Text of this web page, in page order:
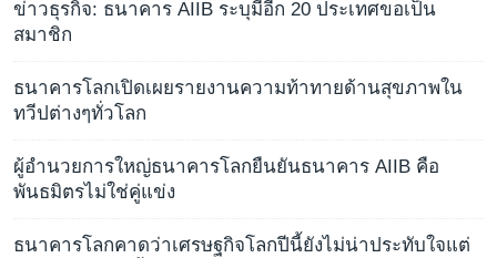
ข่าวธุรกิจ: ธนาคาร AIIB ระบุมีอีก 20 ประเทศขอเป็น
สมาชิก
ธนาคารโลกเปิดเผยรายงานความท้าทายด้านสุขภาพใน
ทวีปต่างๆทั่วโลก
ผู้อำนวยการใหญ่ธนาคารโลกยืนยันธนาคาร AIIB คือ
พันธมิตรไม่ใช่คู่แข่ง
ธนาคารโลกคาดว่าเศรษฐกิจโลกปีนี้ยังไม่น่าประทับใจแต่